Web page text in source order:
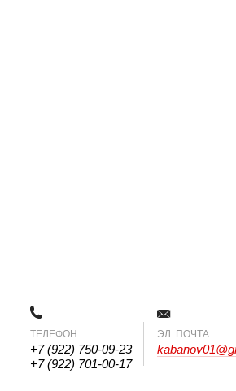
ТЕЛЕФОН
+7 (922) 750-09-23
+7 (922) 701-00-17
ЭЛ. ПОЧТА